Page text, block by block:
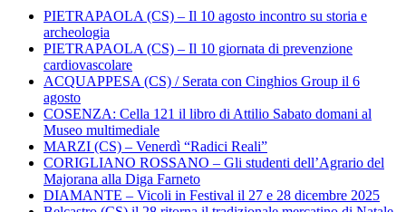
PIETRAPAOLA (CS) – Il 10 agosto incontro su storia e
archeologia
PIETRAPAOLA (CS) – Il 10 giornata di prevenzione
cardiovascolare
ACQUAPPESA (CS) / Serata con Cinghios Group il 6
agosto
COSENZA: Cella 121 il libro di Attilio Sabato domani al
Museo multimediale
MARZI (CS) – Venerdì “Radici Reali”
CORIGLIANO ROSSANO – Gli studenti dell’Agrario del
Majorana alla Diga Farneto
DIAMANTE – Vicoli in Festival il 27 e 28 dicembre 2025